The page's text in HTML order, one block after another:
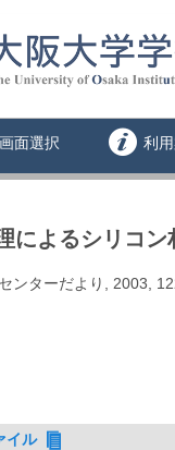
面選択 利
によるシリコ
ンターだより, 2003,
イル